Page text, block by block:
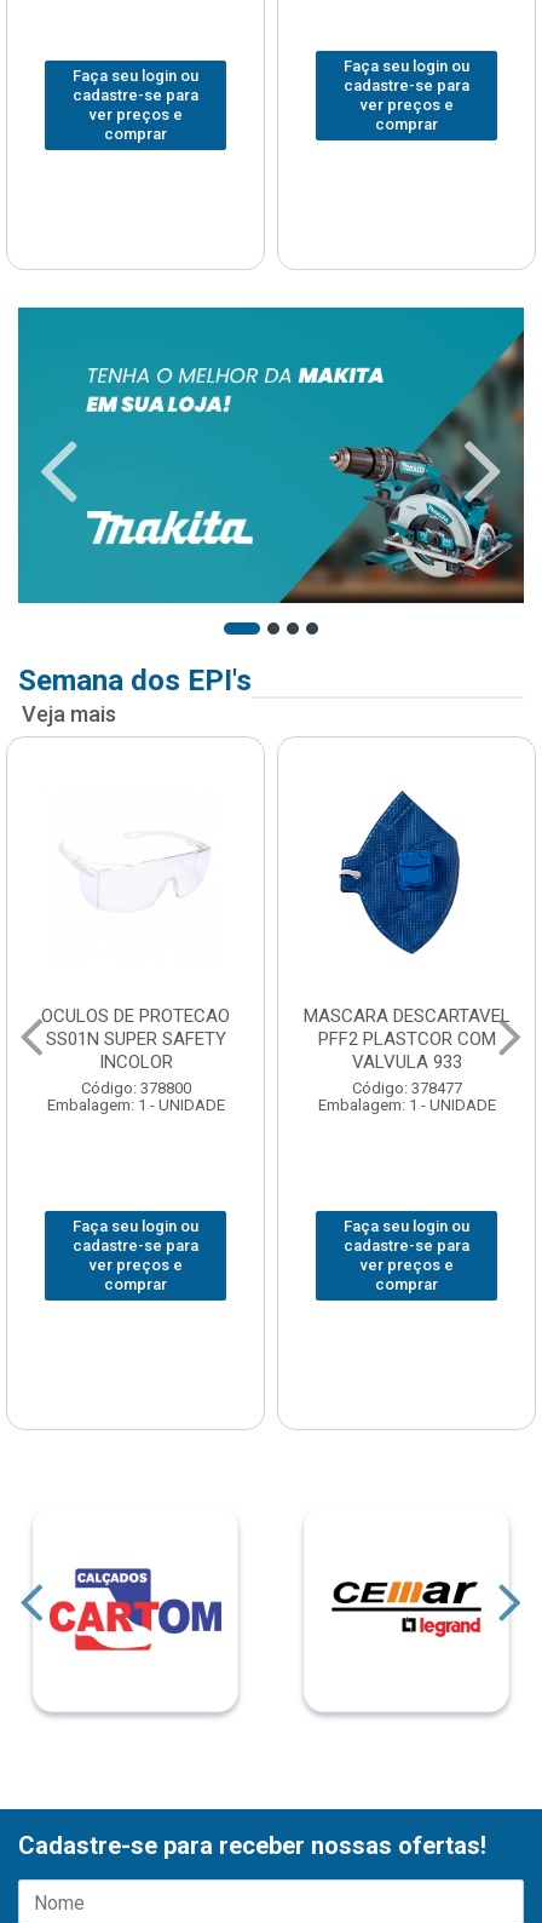
Faça seu login ou
cadastre-se para
ver preços e
comprar
Faça seu login ou
cadastre-se para
ver preços e
comprar
Semana dos EPI's
Veja mais
OCULOS DE PROTECAO
SS01N SUPER SAFETY
INCOLOR
Código: 378800
Embalagem: 1 - UNIDADE
Faça seu login ou
cadastre-se para
ver preços e
comprar
MASCARA DESCARTAVEL
PFF2 PLASTCOR COM
VALVULA 933
Código: 378477
Embalagem: 1 - UNIDADE
Faça seu login ou
cadastre-se para
ver preços e
comprar
Cadastre-se para receber nossas ofertas!